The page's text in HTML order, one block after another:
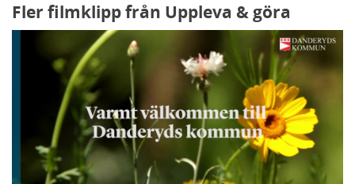
Fler filmklipp från Uppleva & göra